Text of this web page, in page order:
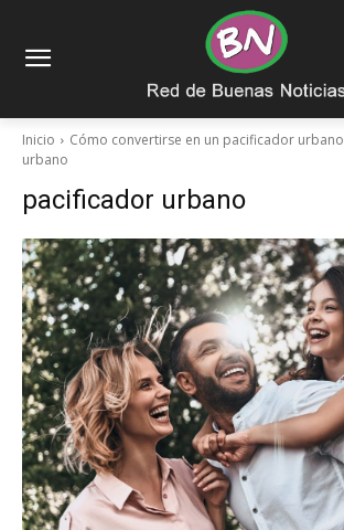
Inicio Cómo convertirse en un pacificador urbano
urbano
pacificador urbano